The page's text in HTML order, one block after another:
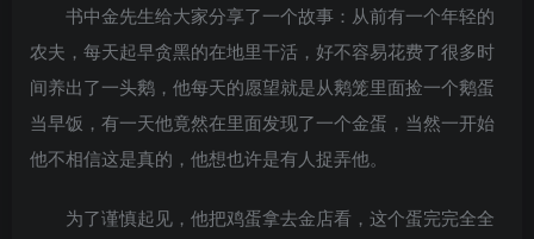
书中金先生给大家分享了一个故事：从前有一个年轻的
农夫，每天起早贪黑的在地里干活，好不容易花费了很多时
间养出了一头鹅，他每天的愿望就是从鹅笼里面捡一个鹅蛋
当早饭，有一天他竟然在里面发现了一个金蛋，当然一开始
他不相信这是真的，他想也许是有人捉弄他。
为了谨慎起见，他把鸡蛋拿去金店看，这个蛋完完全全